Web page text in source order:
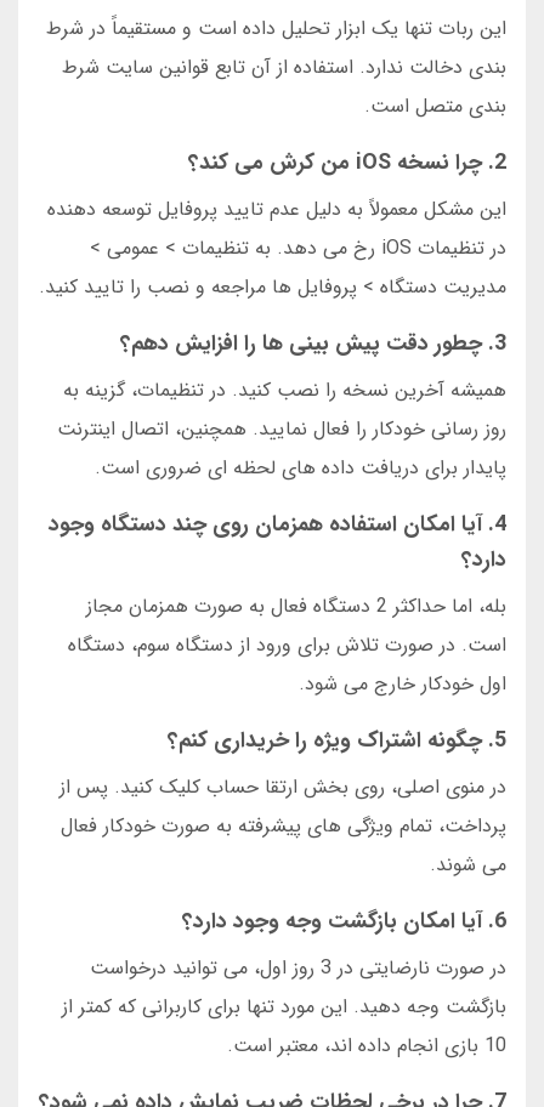
این ربات تنها یک ابزار تحلیل داده است و مستقیماً در شرط
بندی دخالت ندارد. استفاده از آن تابع قوانین سایت شرط
بندی متصل است.
2. چرا نسخه iOS من کرش می کند؟
این مشکل معمولاً به دلیل عدم تایید پروفایل توسعه دهنده
در تنظیمات iOS رخ می دهد. به تنظیمات > عمومی >
مدیریت دستگاه > پروفایل ها مراجعه و نصب را تایید کنید.
3. چطور دقت پیش بینی ها را افزایش دهم؟
همیشه آخرین نسخه را نصب کنید. در تنظیمات، گزینه به
روز رسانی خودکار را فعال نمایید. همچنین، اتصال اینترنت
پایدار برای دریافت داده های لحظه ای ضروری است.
4. آیا امکان استفاده همزمان روی چند دستگاه وجود
دارد؟
بله، اما حداکثر 2 دستگاه فعال به صورت همزمان مجاز
است. در صورت تلاش برای ورود از دستگاه سوم، دستگاه
اول خودکار خارج می شود.
5. چگونه اشتراک ویژه را خریداری کنم؟
در منوی اصلی، روی بخش ارتقا حساب کلیک کنید. پس از
پرداخت، تمام ویژگی های پیشرفته به صورت خودکار فعال
می شوند.
6. آیا امکان بازگشت وجه وجود دارد؟
در صورت نارضایتی در 3 روز اول، می توانید درخواست
بازگشت وجه دهید. این مورد تنها برای کاربرانی که کمتر از
10 بازی انجام داده اند، معتبر است.